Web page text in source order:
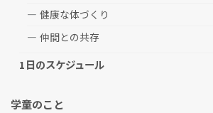
健康な体づくり
仲間との共存
1日のスケジュール
学童のこと